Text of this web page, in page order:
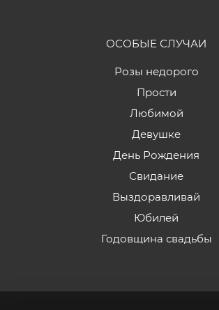
ОСОБЫЕ СЛУЧАИ
Розы недорого
Прости
Любимой
Девушке
День Рождения
Свидание
Выздоравливай
Юбилей
Годовщина свадьбы